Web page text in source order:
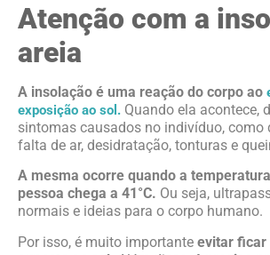
Atenção com a
areia
A insolação é uma reação do corpo ao
exposição ao sol. Quando ela acontece,
sintomas causados no indivíduo, como
falta de ar, desidratação, tonturas e
A mesma ocorre quando a
pessoa chega a 41°C. Ou seja,
normais e ideias para o corpo humano.
Por isso, é muito importante evitar ficar